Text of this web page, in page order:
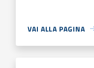
VAI ALLA PAGINA